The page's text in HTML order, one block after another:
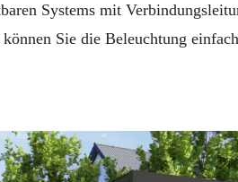
Systems mit
können Sie die Beleuchtung